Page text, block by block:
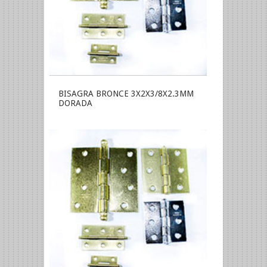
BISAGRA BRONCE 3X2X3/8X2.3MM
DORADA